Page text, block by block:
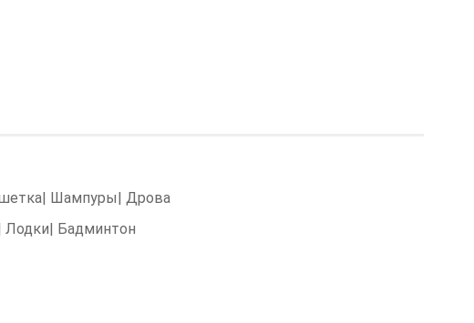
Шампуры| Дрова
Лодки| Бадминтон